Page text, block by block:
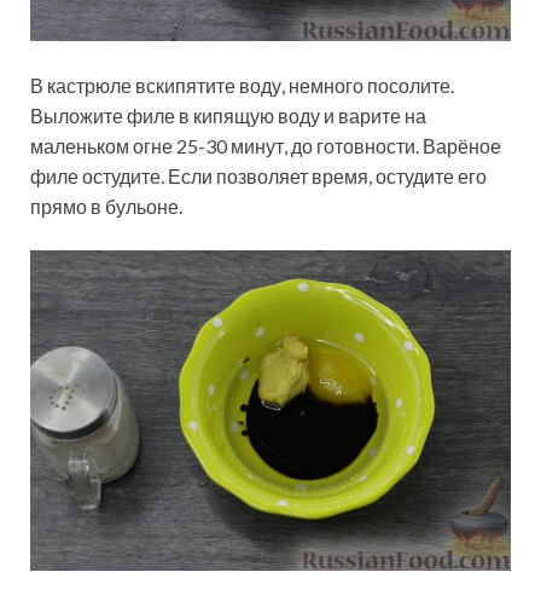
В кастрюле вскипятите воду, немного посолите.
Выложите филе в кипящую воду и варите на
маленьком огне 25-30 минут, до готовности. Варёное
филе остудите. Если позволяет время, остудите его
прямо в бульоне.